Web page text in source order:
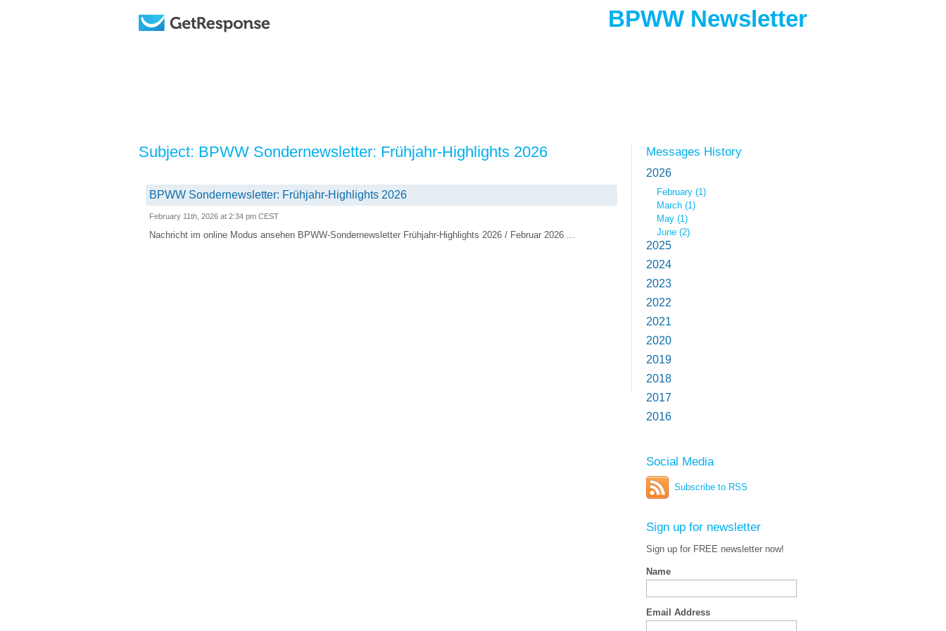
BPWW Newsletter
Subject: BPWW Sondernewsletter: Frühjahr-Highlights 2026
BPWW Sondernewsletter: Frühjahr-Highlights 2026
February 11th, 2026 at 2:34 pm CEST
Nachricht im online Modus ansehen BPWW-Sondernewsletter Frühjahr-Highlights 2026 / Februar 2026 ...
Messages History
2026
February (1)
March (1)
May (1)
June (2)
2025
2024
2023
2022
2021
2020
2019
2018
2017
2016
Social Media
Subscribe to RSS
Sign up for newsletter
Sign up for FREE newsletter now!
Name
Email Address